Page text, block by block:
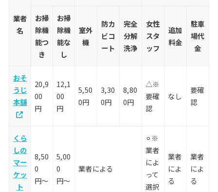
業者
名
お掃
除機
能つ
き
お掃
除機
能な
し
室外
機
防カ
ビコ
ート
完全
分解
洗浄
女性
スタ
ッフ
追加
料金
駐車
場代
金
おそ
うじ
本舗
20,9
00
円
12,1
00
円
5,50
0円
3,30
0円
8,80
0円
△※
要確
認
なし
要確
認
くら
しの
マー
ケッ
ト
8,50
0
円〜
5,00
0
円〜
業者による
⚪︎※
業者
によ
って
選択
業者
によ
る
業者
によ
る